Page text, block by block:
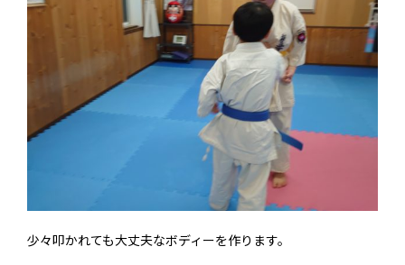
少々叩かれても大丈夫なボディーを作ります。